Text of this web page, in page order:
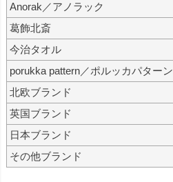
Anorak／アノラック
葛飾北斎
今治タオル
porukka pattern／ポルッカパターン
北欧ブランド
英国ブランド
日本ブランド
その他ブランド